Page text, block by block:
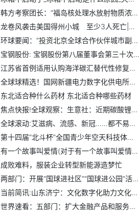
韩方考察团长：“福岛核处理水放射物质浓度超标2万倍”属实
龙卷风袭击美国得州小城 至少3人死亡|环球微动态
环球要闻：“投资北京全球合作伙伴城市副中心行”活动举行
宝钢股份: 宝钢股份第八届董事会第三十次会议决议公告_快资讯
江苏省首例适用认购海洋碳汇替代性修复海洋生态环境案宣判 ...
全球球精选！国网新疆电力数字化供电所系统实现全疆覆盖
东北适合种什么药材 东北适合种哪些药材
焦点快报!全球观察：生意社：近期碳酸锂价格小幅上探 短期或...
全球滚动:艾滋病、流感、新冠……都不易感？免疫分析揭示为何...
第十四届“北斗杯”全国青少年空天科技体验与创新大赛北京赛...
有一个故事叫爱情(对于有一个故事叫爱情简单介绍)
成败难料，服装企业转型新能源造梦忙
两部门：开展“国球进社区”“国球进公园”活动 推动构建“...
当前简讯:山东济宁：文化数字化助力文化“两创”新发展
世界速看：五部门：扩大金融产品和服务供给 提升新市民金融...